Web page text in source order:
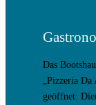
Das
„Pizzeria
geöffnet: